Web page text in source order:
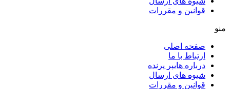
قوانین و مقررات
منو
صفحه اصلی
ارتباط با ما
درباره هایپر پرنده
شیوه های ارسال
قوانین و مقررات